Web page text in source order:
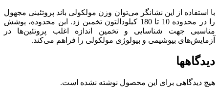
با استفاده از این نشانگر می‌توان وزن مولکولی باند پروتئینی مجهول
را در محدوده 10 تا 180 کیلودالتون تخمین زد. این محدوده، پوشش
مناسبی جهت شناسایی و تخمین اندازه اغلب پروتئین‌ها در
آزمایش‌های بیوشیمی و بیولوژی مولکولی را فراهم می‌کند.
دیدگاهها
هیچ دیدگاهی برای این محصول نوشته نشده است.